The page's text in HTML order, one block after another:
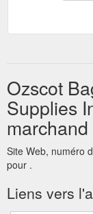
Ozscot
Supplies
marchand
Site Web, numéro
pour .
Liens vers